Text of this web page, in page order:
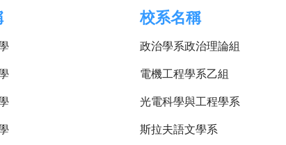
校系名稱
政治學系政治理論組
電機工程學系乙組
光電科學與工程學系
斯拉夫語文學系